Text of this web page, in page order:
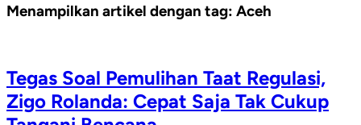
Menampilkan artikel dengan tag: Aceh
Tegas Soal Pemulihan Taat Regulasi,
Zigo Rolanda: Cepat Saja Tak Cukup